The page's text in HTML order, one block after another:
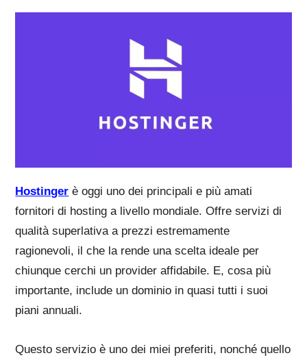
Hostinger è oggi uno dei principali e più amati
fornitori di hosting a livello mondiale. Offre servizi di
qualità superlativa a prezzi estremamente
ragionevoli, il che la rende una scelta ideale per
chiunque cerchi un provider affidabile. E, cosa più
importante, include un dominio in quasi tutti i suoi
piani annuali.
Questo servizio è uno dei miei preferiti, nonché quello